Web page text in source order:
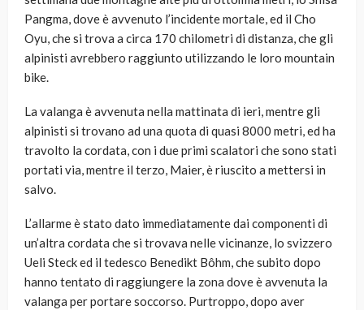
Pangma, dove è avvenuto l’incidente mortale, ed il Cho
Oyu, che si trova a circa 170 chilometri di distanza, che gli
alpinisti avrebbero raggiunto utilizzando le loro mountain
bike.
La valanga è avvenuta nella mattinata di ieri, mentre gli
alpinisti si trovano ad una quota di quasi 8000 metri, ed ha
travolto la cordata, con i due primi scalatori che sono stati
portati via, mentre il terzo, Maier, è riuscito a mettersi in
salvo.
L’allarme è stato dato immediatamente dai componenti di
un’altra cordata che si trovava nelle vicinanze, lo svizzero
Ueli Steck ed il tedesco Benedikt Bôhm, che subito dopo
hanno tentato di raggiungere la zona dove è avvenuta la
valanga per portare soccorso. Purtroppo, dopo aver